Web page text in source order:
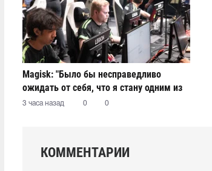
Magisk: "Было бы несправедливо
ожидать от себя, что я стану одним из
лучших капитанов за один месяц"
3 часа назад 0 0
КОММЕНТАРИИ